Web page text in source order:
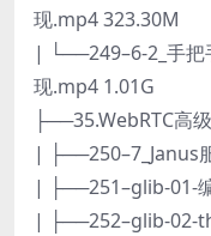
现.mp4 323.30M
| └──249–6-2_手把
现.mp4 1.01G
├──35.WebRTC高
| ├──250–7_Janus
| ├──251–glib-01-
| ├──252–glib-02-